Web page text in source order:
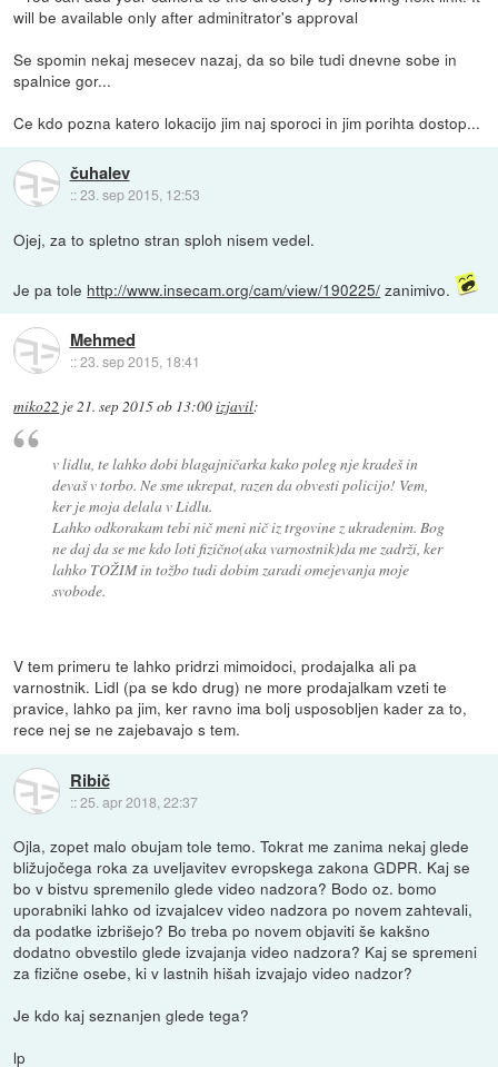
will be available only after adminitrator's approval
Se spomin nekaj mesecev nazaj, da so bile tudi dnevne sobe in
spalnice gor...
Ce kdo pozna katero lokacijo jim naj sporoci in jim porihta dostop...
čuhalev
::23. sep 2015, 12:53
Ojej, za to spletno stran sploh nisem vedel.
Je pa tole http://www.insecam.org/cam/view/190225/ zanimivo.
Mehmed
::23. sep 2015, 18:41
miko22 je21. sep 2015 ob 13:00izjavil:
v lidlu, te lahko dobi blagajničarka kako poleg nje kradeš in
devaš v torbo. Ne sme ukrepat, razen da obvesti policijo! Vem,
ker je moja delala v Lidlu.
Lahko odkorakam tebi nič meni nič iz trgovine z ukradenim. Bog
ne daj da se me kdo loti fizično(aka varnostnik)da me zadrži, ker
lahko TOŽIM in tožbo tudi dobim zaradi omejevanja moje
svobode.
V tem primeru te lahko pridrzi mimoidoci, prodajalka ali pa
varnostnik. Lidl (pa se kdo drug) ne more prodajalkam vzeti te
pravice, lahko pa jim, ker ravno ima bolj usposobljen kader za to,
rece nej se ne zajebavajo s tem.
Ribič
::25. apr 2018, 22:37
Ojla, zopet malo obujam tole temo. Tokrat me zanima nekaj glede
bližujočega roka za uveljavitev evropskega zakona GDPR. Kaj se
bo v bistvu spremenilo glede video nadzora? Bodo oz. bomo
uporabniki lahko od izvajalcev video nadzora po novem zahtevali,
da podatke izbrišejo? Bo treba po novem objaviti še kakšno
dodatno obvestilo glede izvajanja video nadzora? Kaj se spremeni
za fizične osebe, ki v lastnih hišah izvajajo video nadzor?
Je kdo kaj seznanjen glede tega?
lp